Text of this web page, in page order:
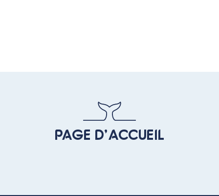
PAGE D’ACCUEIL